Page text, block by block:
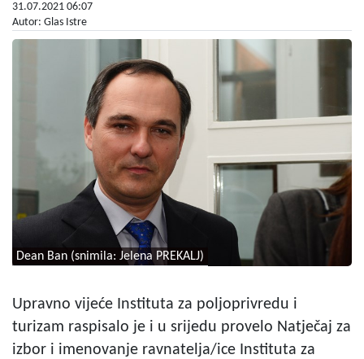
31.07.2021 06:07
Autor: Glas Istre
Dean Ban (snimila: Jelena PREKALJ)
Upravno vijeće Instituta za poljoprivredu i
turizam raspisalo je i u srijedu provelo Natječaj za
izbor i imenovanje ravnatelja/ice Instituta za